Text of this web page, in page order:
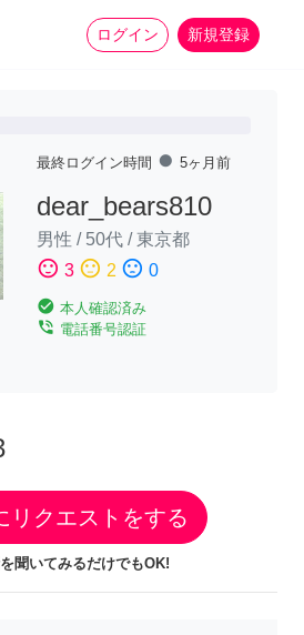
ログイン 新規登録
家事 more_horiz
最終ログイン時間 fiber_manual_record 5ヶ月前
dear_bears810
男性 / 50代 /東京都
sentiment_satisfied 3 sentiment_neutral 2 sentiment_dissatisfied 0
check_circle 本人確認済み
phone_in_talk 電話番号認証
リクエストをする
聞いてみるだけでもOK!